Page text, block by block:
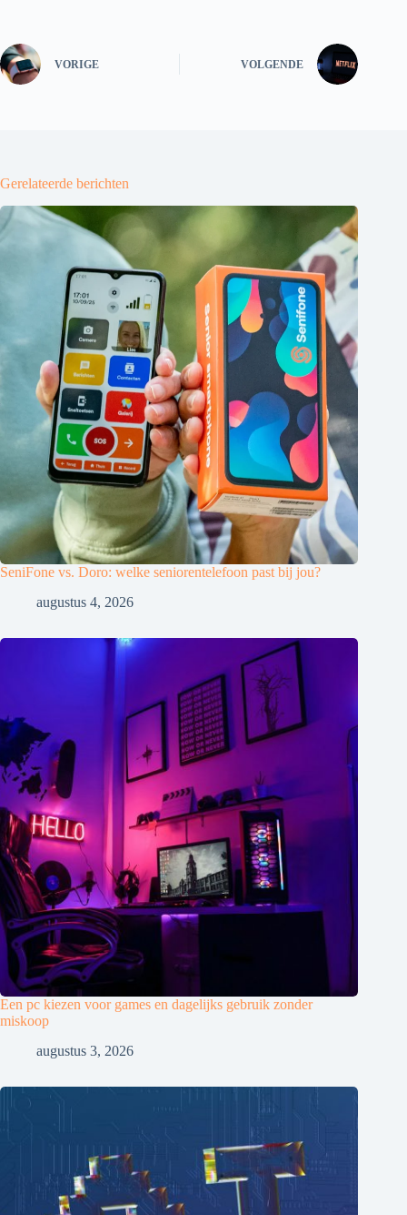
VORIGE VOLGENDE
Gerelateerde berichten
SeniFone vs. Doro: welke seniorentelefoon past bij jou?
augustus 4, 2026
Een pc kiezen voor games en dagelijks gebruik zonder
miskoop
augustus 3, 2026